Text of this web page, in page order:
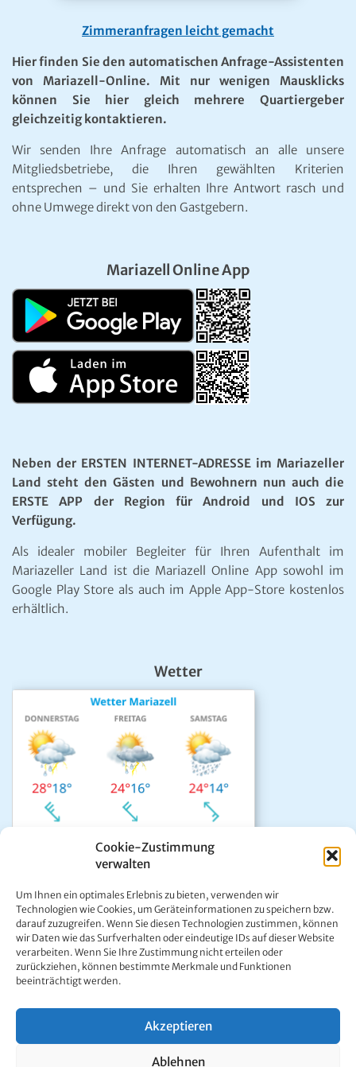
Cookie-Zustimmung
verwalten
Um Ihnen ein optimales Erlebnis zu bieten, verwenden wir
Technologien wie Cookies, um Geräteinformationen zu speichern bzw.
darauf zuzugreifen. Wenn Sie diesen Technologien zustimmen, können
wir Daten wie das Surfverhalten oder eindeutige IDs auf dieser Website
verarbeiten. Wenn Sie Ihre Zustimmung nicht erteilen oder
zurückziehen, können bestimmte Merkmale und Funktionen
beeinträchtigt werden.
Akzeptieren
Ablehnen
Zimmeranfragen leicht gemacht
Hier finden Sie den automatischen Anfrage-Assistenten
von Mariazell-Online. Mit nur wenigen Mausklicks
können Sie hier gleich mehrere Quartiergeber
gleichzeitig kontaktieren.
Wir senden Ihre Anfrage automatisch an alle unsere
Mitgliedsbetriebe, die Ihren gewählten Kriterien
entsprechen – und Sie erhalten Ihre Antwort rasch und
ohne Umwege direkt von den Gastgebern.
Mariazell Online App
Neben der ERSTEN INTERNET-ADRESSE im Mariazeller
Land steht den Gästen und Bewohnern nun auch die
ERSTE APP der Region für Android und IOS zur
Verfügung.
Als idealer mobiler Begleiter für Ihren Aufenthalt im
Mariazeller Land ist die Mariazell Online App sowohl im
Google Play Store als auch im Apple App-Store kostenlos
erhältlich.
Wetter
Das aktuelle Wetter in Mariazell
Unwetter Warnzentrale
Satellitenbild GeoSphere
ÖAMTC Verkehrsservice
Ing. Werner Girrer | Wiener Straße 64 | A-8630 Mariazell |